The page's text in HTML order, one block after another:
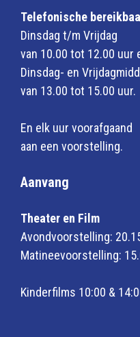
Telefonische
Dinsdag t/m Vrijdag
van 10.00 tot 12.00 uur
Dinsdag- en
van 13.00 tot 15.00 uur.
En elk uur voorafgaand
aan een voorstelling.
Aanvang
Theater en Film
Avondvoorstelling:
Matineevoorstelling:
Kinderfilms 10:00 &